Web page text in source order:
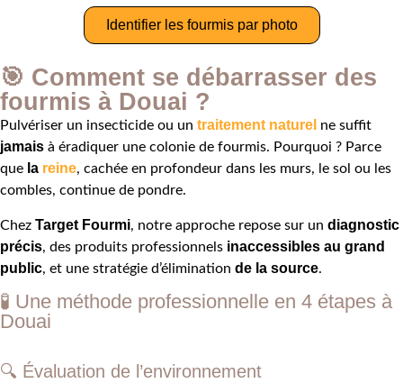
Identifier les fourmis par photo
🎯 Comment se débarrasser des
fourmis à Douai ?
Pulvériser un insecticide ou un traitement naturel ne suffit
jamais à éradiquer une colonie de fourmis. Pourquoi ? Parce
que la reine, cachée en profondeur dans les murs, le sol ou les
combles, continue de pondre.
Chez Target Fourmi, notre approche repose sur un diagnostic
précis, des produits professionnels inaccessibles au grand
public, et une stratégie d’élimination de la source.
🧪 Une méthode professionnelle en 4 étapes à
Douai
🔍 Évaluation de l’environnement